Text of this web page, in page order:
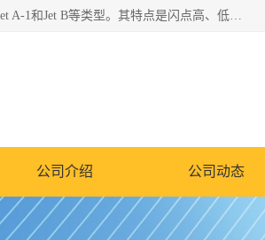
航空煤油（Jet Fuel）是专门为喷气式航空发动机设计的高纯度燃料，主要分为Jet A、Jet A-1和Jet B等类型。其特点是闪点高、低温流动性好，并添加了抗静电剂和抗氧化剂以确保飞行安全。航空煤油需
公司介绍 公司动态